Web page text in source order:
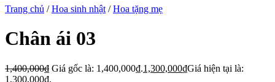
Trang chủ / Hoa sinh nhật / Hoa tặng mẹ
Chân ái 03
1,400,000₫ Giá gốc là: 1,400,000₫.1,300,000₫Giá hiện tại là:
1,300,000₫.